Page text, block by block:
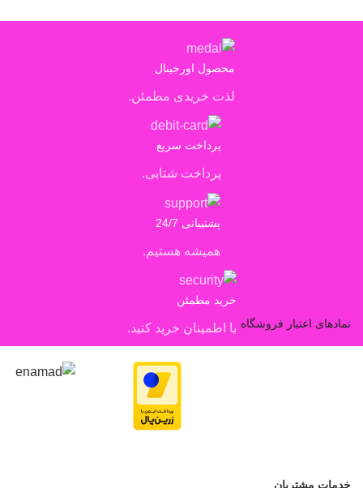
محصول اورجینال
لذت خریدی مطمئن.
پرداخت سریع
پرداخت شتابی.
پشتیبانی 24/7
همیشه هستیم.
خرید مطمئن
با اطمینان خرید کنید. نمادهای اعتبار فروشگاه
خدمات مشتریان